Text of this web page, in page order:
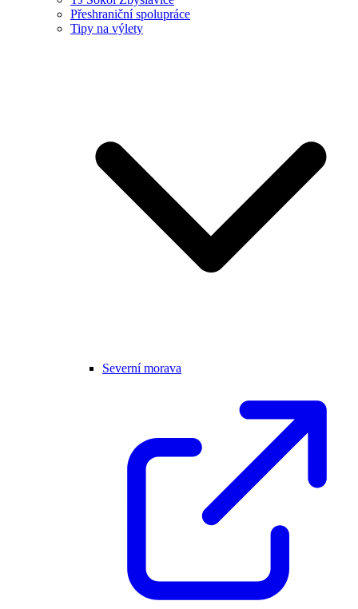
Přeshraniční spolupráce
Tipy na výlety
Severní morava